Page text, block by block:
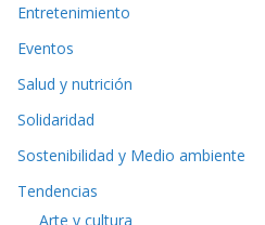
Entretenimiento
Eventos
Salud y nutrición
Solidaridad
Sostenibilidad y Medio ambiente
Tendencias
Arte y cultura